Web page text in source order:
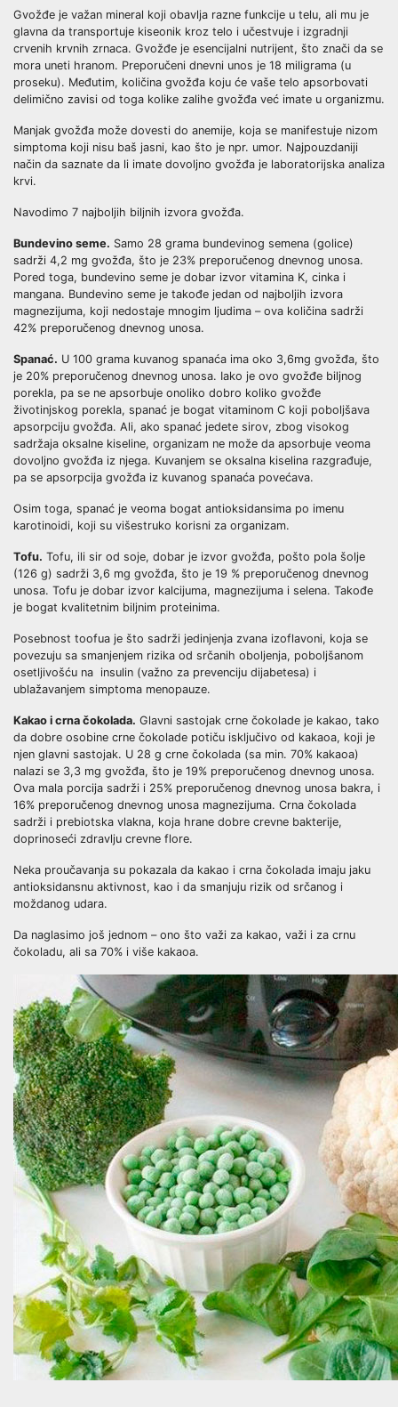
Gvožđe je važan mineral koji obavlja razne funkcije u telu, ali mu je
glavna da transportuje kiseonik kroz telo i učestvuje i izgradnji
crvenih krvnih zrnaca. Gvožđe je esencijalni nutrijent, što znači da se
mora uneti hranom. Preporučeni dnevni unos je 18 miligrama (u
proseku). Međutim, količina gvožđa koju će vaše telo apsorbovati
delimično zavisi od toga kolike zalihe gvožđa već imate u organizmu.
Manjak gvožđa može dovesti do anemije, koja se manifestuje nizom
simptoma koji nisu baš jasni, kao što je npr. umor. Najpouzdaniji
način da saznate da li imate dovoljno gvožđa je laboratorijska analiza
krvi.
Navodimo 7 najboljih biljnih izvora gvožđa.
Bundevino seme. Samo 28 grama bundevinog semena (golice)
sadrži 4,2 mg gvožđa, što je 23% preporučenog dnevnog unosa.
Pored toga, bundevino seme je dobar izvor vitamina K, cinka i
mangana. Bundevino seme je takođe jedan od najboljih izvora
magnezijuma, koji nedostaje mnogim ljudima – ova količina sadrži
42% preporučenog dnevnog unosa.
Spanać. U 100 grama kuvanog spanaća ima oko 3,6mg gvožđa, što
je 20% preporučenog dnevnog unosa. Iako je ovo gvožđe biljnog
porekla, pa se ne apsorbuje onoliko dobro koliko gvožđe
životinjskog porekla, spanać je bogat vitaminom C koji poboljšava
apsorpciju gvožđa. Ali, ako spanać jedete sirov, zbog visokog
sadržaja oksalne kiseline, organizam ne može da apsorbuje veoma
dovoljno gvožđa iz njega. Kuvanjem se oksalna kiselina razgrađuje,
pa se apsorpcija gvožđa iz kuvanog spanaća povećava.
Osim toga, spanać je veoma bogat antioksidansima po imenu
karotinoidi, koji su višestruko korisni za organizam.
Tofu. Tofu, ili sir od soje, dobar je izvor gvožđa, pošto pola šolje
(126 g) sadrži 3,6 mg gvožđa, što je 19 % preporučenog dnevnog
unosa. Tofu je dobar izvor kalcijuma, magnezijuma i selena. Takođe
je bogat kvalitetnim biljnim proteinima.
Posebnost toofua je što sadrži jedinjenja zvana izoflavoni, koja se
povezuju sa smanjenjem rizika od srčanih oboljenja, poboljšanom
osetljivošću na insulin (važno za prevenciju dijabetesa) i
ublažavanjem simptoma menopauze.
Kakao i crna čokolada. Glavni sastojak crne čokolade je kakao, tako
da dobre osobine crne čokolade potiču isključivo od kakaoa, koji je
njen glavni sastojak. U 28 g crne čokolada (sa min. 70% kakaoa)
nalazi se 3,3 mg gvožđa, što je 19% preporučenog dnevnog unosa.
Ova mala porcija sadrži i 25% preporučenog dnevnog unosa bakra, i
16% preporučenog dnevnog unosa magnezijuma. Crna čokolada
sadrži i prebiotska vlakna, koja hrane dobre crevne bakterije,
doprinoseći zdravlju crevne flore.
Neka proučavanja su pokazala da kakao i crna čokolada imaju jaku
antioksidansnu aktivnost, kao i da smanjuju rizik od srčanog i
moždanog udara.
Da naglasimo još jednom – ono što važi za kakao, važi i za crnu
čokoladu, ali sa 70% i više kakaoa.